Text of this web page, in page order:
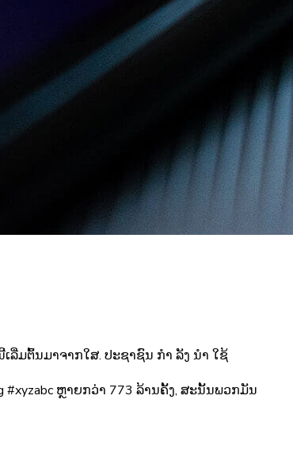
ເລີ່ມຕົ້ນມາຈາກໃສ. ປະຊາຊົນ ກຳ ລັງ ນຳ ໃຊ້
#xyzabc ຫຼາຍກວ່າ 773 ລ້ານຄັ້ງ, ສະນັ້ນພວກມັນ